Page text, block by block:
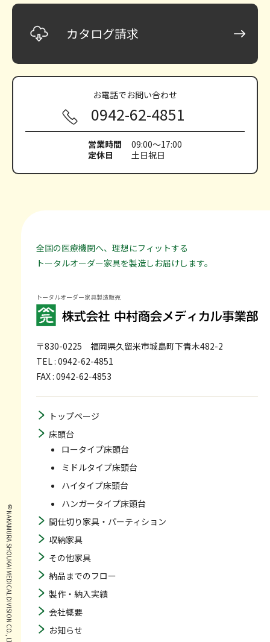
カタログ請求
お電話でお問い合わせ
0942-62-4851
営業時間
09:00～17:00
定休日
土日祝日
全国の医療機関へ、理想にフィットする
トータルオーダー家具を製造しお届けします。
トータルオーダー家具製造販売
〒830-0225 福岡県久留米市城島町下青木482-2
TEL : 0942-62-4851
FAX : 0942-62-4853
トップページ
床頭台
ロータイプ床頭台
ミドルタイプ床頭台
ハイタイプ床頭台
ハンガータイプ床頭台
間仕切り家具・パーティション
収納家具
その他家具
納品までのフロー
製作・納入実績
会社概要
お知らせ